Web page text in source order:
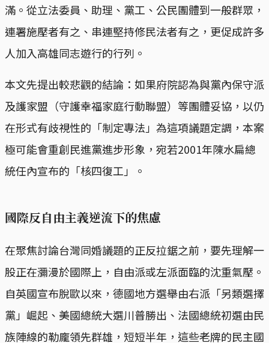
滿。從立法委員、助理、黨工、公民團體到一般群眾，
連署施壓者有之、串連堅持修民法者有之，更促成許多
人加入高雄同志遊行的行列。
本文先提出較悲觀的結論：如果府院認為與黨內保守派
及護家盟（守護幸福家庭行動聯盟）等團體妥協，以仍
在形式有歧視性的「制定專法」為這項議題定調，本案
極可能會重創民進黨進步形象，宛若2001年陳水扁總
統任內宣布的「核四復工」。
國際反自由主義逆流下的焦慮
在聚焦討論台灣同婚議題的正反拉鋸之前，要先理解一
股正在瀰漫於國際上，自由派或左派面臨的沈重氣壓。
自英國宣布脫歐以來，德國地方選舉由右派「另類選擇
黨」崛起、美國總統大選川普勝出、法國總統初選由民
族陣線的勒龐領先群雄，短短半年，這些老牌的民主國